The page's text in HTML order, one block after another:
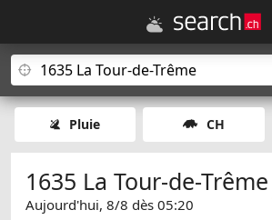
Pluie CH
1635 La Tour-de-Trême
Aujourd'hui, 8/8 dès 05:20